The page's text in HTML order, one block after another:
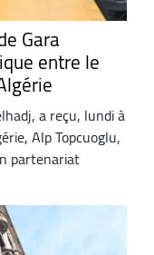
Gara
entre le
a reçu, lundi à
Alp Topcuoglu,
partenariat